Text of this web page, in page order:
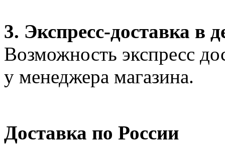
3. Экспресс-доставка в
Возможность экспресс
у менеджера магазина.
Доставка по России